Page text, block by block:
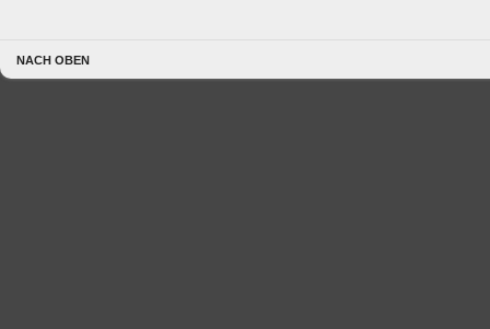
NACH OBEN